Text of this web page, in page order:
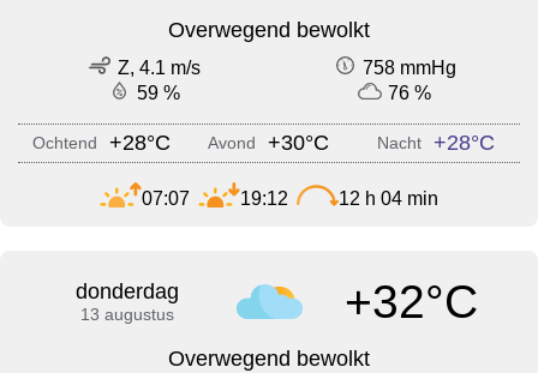
Overwegend bewolkt
Z, 4.1 m/s
758 mmHg
59 %
76 %
Ochtend +28°C Avond +30°C Nacht +28°C
07:07 19:12 12 h 04 min
donderdag
13 augustus +32°C
Overwegend bewolkt